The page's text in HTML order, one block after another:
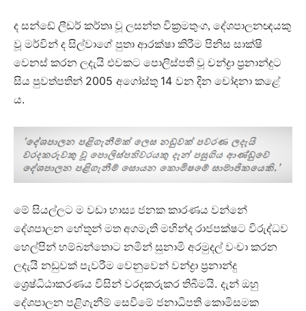
ද සන්ඩේ ලීඩර් කර්තෘ වූ ලසන්ත වික්‍රමතුංග, දේශපාලනඥයකු
වූ මර්වින් ද සිල්වාගේ පුතා ආරක්ෂා කිරීම පිනිස සාක්ෂි
වෙනස් කරන ලදැයි එවකට පොලිස්පති වූ චන්ද්‍රා ප්‍රනාන්දුට
සිය පුවත්පතින් 2005 අගෝස්තු 14 වන දින චෝදනා කළේ
ය.
මේ සියල්ලට ම වඩා හාස්‍ය ජනක කාරණය වන්නේ
දේශපාලන හේතූන් මත අගමැති මහින්ද රාජපක්ෂට විරුද්ධව
හෙල්පින් හම්බන්තොට නමින් සුනාමි අරමුදල් වංචා කරන
ලදැයි නඩුවක් පැවරීම වෙනුවෙන් වන්ද්‍රා ප්‍රනාන්දු
ශ්‍රෙෂ්ධිඨාකරණය විසින් වරදකරුකර තිබීමයි. දැන් ඔහු
දේශපාලන පළිගැනීම් සෙවීමේ ජනාධිපති කොමිසමක